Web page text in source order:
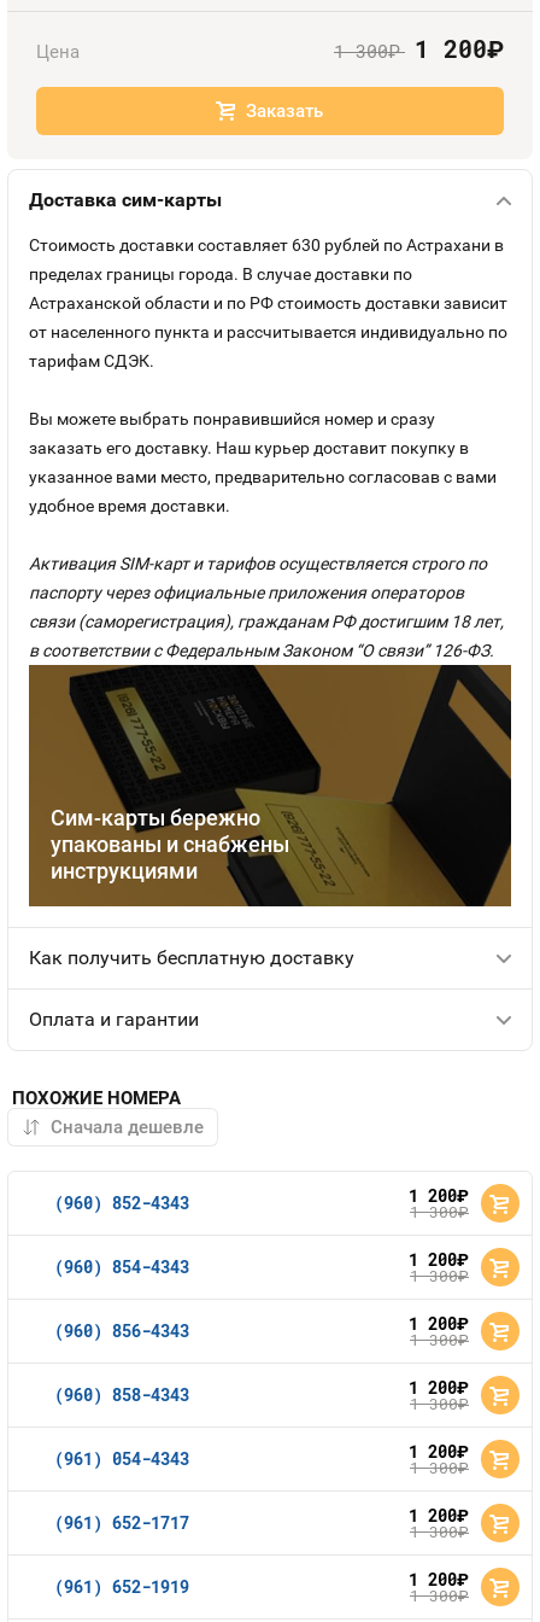
Контакты
Цена 1 300руб. 1 200руб.
Заказать
Доставка сим-карты
Сим-карты бережно
упакованы и снабжены
инструкциями
Стоимость доставки составляет 630 рублей по Астрахани в
пределах границы города. В случае доставки по
Астраханской области и по РФ стоимость доставки зависит
от населенного пункта и рассчитывается индивидуально по
тарифам СДЭК.
Вы можете выбрать понравившийся номер и сразу
заказать его доставку. Наш курьер доставит покупку в
указанное вами место, предварительно согласовав с вами
удобное время доставки.
Активация SIM-карт и тарифов осуществляется строго по
паспорту через официальные приложения операторов
связи (саморегистрация), гражданам РФ достигшим 18 лет,
в соответствии с Федеральным Законом “О связи” 126-ФЗ.
Как получить бесплатную доставку
Оплата и гарантии
ПОХОЖИЕ НОМЕРА
(960) 852-4343 1 200руб.
1 300руб.
(960) 854-4343 1 200руб.
1 300руб.
(960) 856-4343 1 200руб.
1 300руб.
(960) 858-4343 1 200руб.
1 300руб.
(961) 054-4343 1 200руб.
1 300руб.
(961) 652-1717 1 200руб.
1 300руб.
(961) 652-1919 1 200руб.
1 300руб.